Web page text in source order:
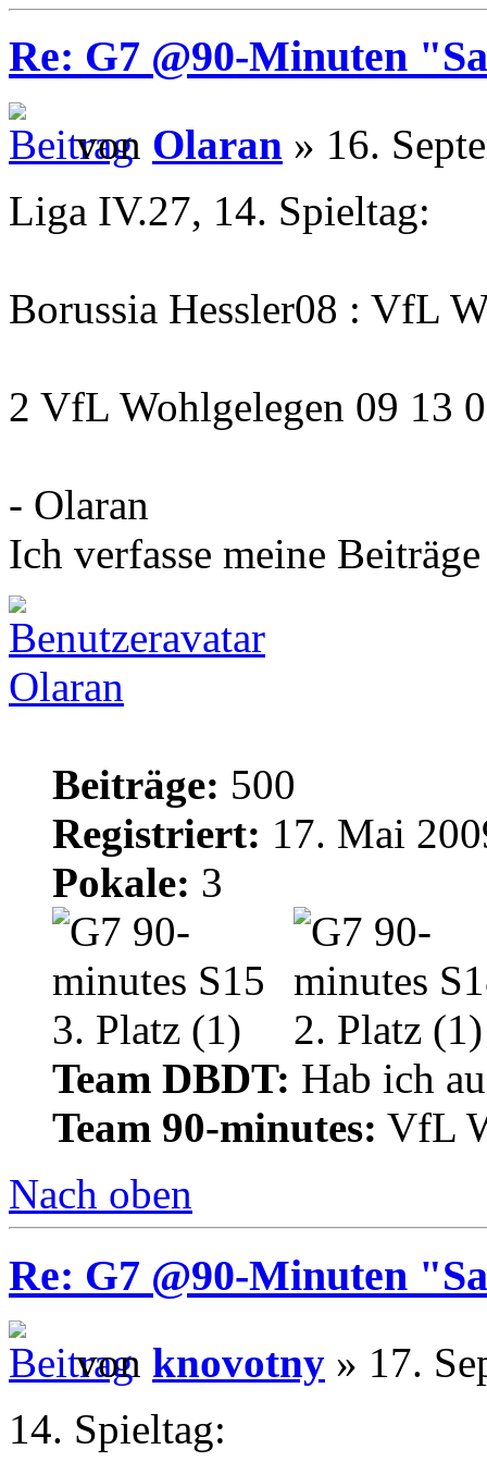
Re: G7 @90-Minuten
von Olaran » 16.
Liga IV.27, 14. Spieltag:
Borussia Hessler08 : VfL
2 VfL Wohlgelegen 09 13
- Olaran
Ich verfasse meine
Olaran
Beiträge: 500
Registriert: 17. Mai
Pokale: 3
Team DBDT: Hab ich
Team 90-minutes: VfL
Nach oben
Re: G7 @90-Minuten
von knovotny » 17.
14. Spieltag: